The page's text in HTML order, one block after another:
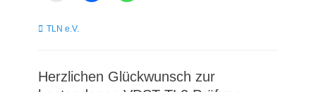
Kategorien
TLN e.V.
Herzlichen Glückwunsch zur